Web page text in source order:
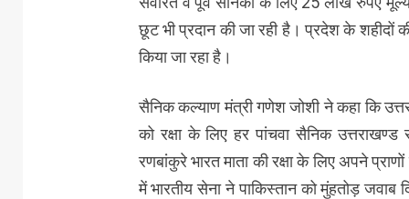
छूट भी प्रदान की जा रही है। प्रदेश के शहीदों
किया जा रहा है।
सैनिक कल्याण मंत्री गणेश जोशी ने कहा कि
को रक्षा के लिए हर पांचवा सैनिक
रणबांकुरे भारत माता की रक्षा के लिए अपने
में भारतीय सेना ने पाकिस्तान को मुंहतोड़